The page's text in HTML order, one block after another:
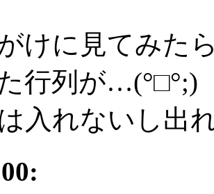
けに見てみた
行列が…(°□°;)
入れないし出